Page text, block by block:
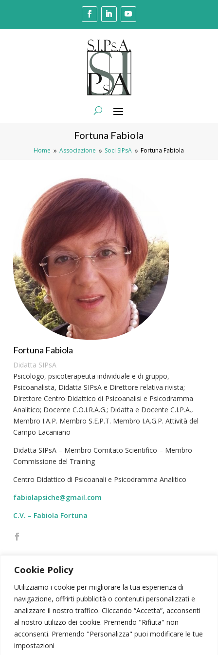
Cookie Policy
Utilizziamo i cookie per migliorare la tua esperienza di
navigazione, offrirti pubblicità o contenuti personalizzati e
analizzare il nostro traffico. Cliccando “Accetta”, acconsenti
al nostro utilizzo dei cookie. Premendo "Rifiuta" non
acconsenti. Premendo "Personalizza" puoi modificare le tue
impostazioni
Fortuna Fabiola
Home 9 Associazione 9 Soci SIPsA 9 Fortuna Fabiola
Fortuna Fabiola
Didatta SIPsA
Psicologo, psicoterapeuta individuale e di gruppo,
Psicoanalista, Didatta SIPsA e Direttore relativa rivista;
Direttore Centro Didattico di Psicoanalisi e Psicodramma
Analitico; Docente C.O.I.R.A.G.; Didatta e Docente C.I.P.A.,
Membro I.A.P. Membro S.E.P.T. Membro I.A.G.P. Attività del
Campo Lacaniano
Didatta SIPsA – Membro Comitato Scientifico – Membro
Commissione del Training
Centro Didattico di Psicoanali e Psicodramma Analitico
fabiolapsiche@gmail.com
C.V. – Fabiola Fortuna
SIPSA| PSICODRAMMA | ATTIVITÀ SCIENTIFICA
CONTATTI |AREA RISERVATA |NEWSLETTER
© 2026 – Società Italiana di Psicodramma Analitico